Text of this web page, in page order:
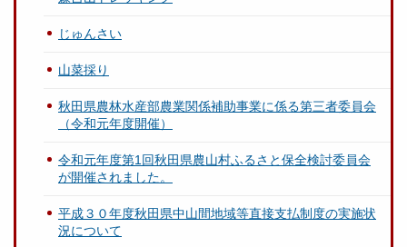
じゅんさい
山菜採り
秋田県農林水産部農業関係補助事業に係る第三者委員会
（令和元年度開催）
令和元年度第1回秋田県農山村ふるさと保全検討委員会
が開催されました。
平成３０年度秋田県中山間地域等直接支払制度の実施状
況について